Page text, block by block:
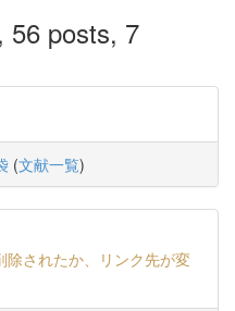
56 posts, 7
(文献一覧)
除されたか、リンク先が変